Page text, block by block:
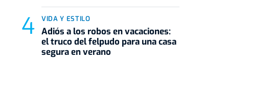
VIDA Y ESTILO
Adiós a los robos en vacaciones:
el truco del felpudo para una casa
segura en verano